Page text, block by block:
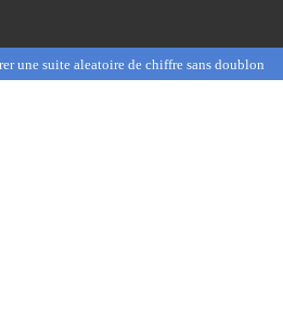
une suite aleatoire de chiffre sans doublon